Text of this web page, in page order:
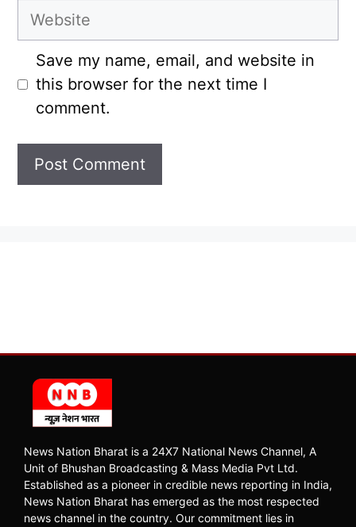
Website
Save my name, email, and website in
this browser for the next time I
comment.
News Nation Bharat is a 24X7 National News Channel, A
Unit of Bhushan Broadcasting & Mass Media Pvt Ltd.
Established as a pioneer in credible news reporting in India,
News Nation Bharat has emerged as the most respected
news channel in the country. Our commitment lies in